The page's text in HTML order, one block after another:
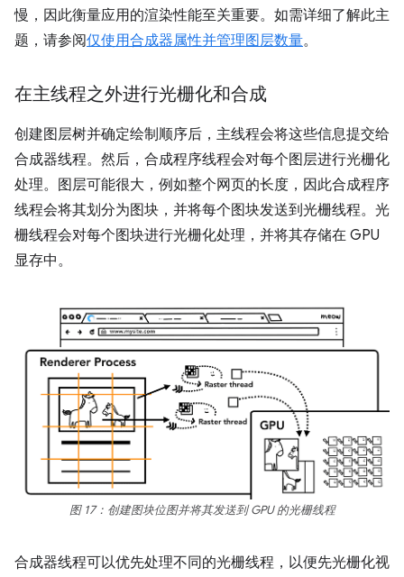
慢，因此衡量应用的渲染性能至关重要。如需详细了解此主
题，请参阅仅使用合成器属性并管理图层数量。
在主线程之外进行光栅化和合成
创建图层树并确定绘制顺序后，主线程会将这些信息提交给
合成器线程。然后，合成程序线程会对每个图层进行光栅化
处理。图层可能很大，例如整个网页的长度，因此合成程序
线程会将其划分为图块，并将每个图块发送到光栅线程。光
栅线程会对每个图块进行光栅化处理，并将其存储在 GPU
显存中。
图 17：创建图块位图并将其发送到 GPU 的光栅线程
合成器线程可以优先处理不同的光栅线程，以便先光栅化视